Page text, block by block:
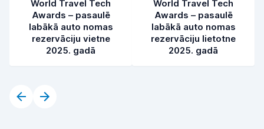
World Travel Tech
Awards – pasaulē
labākā auto nomas
rezervāciju vietne
2025. gadā
World Travel Tech
Awards – pasaulē
labākā auto nomas
rezervāciju lietotne
2025. gadā